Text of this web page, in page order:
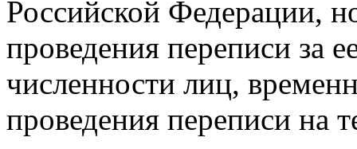
Российской Федерации,
проведения переписи за
численности лиц,
проведения переписи на